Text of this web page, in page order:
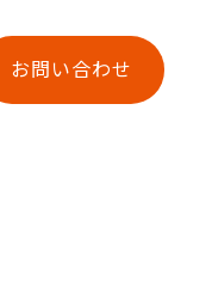
お問い合わせ